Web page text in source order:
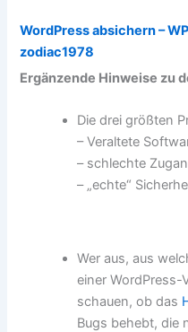
WordPress absichern –
zodiac1978
Ergänzende Hinweise zu
Die drei größten
– Veraltete
– schlechte
– „echte“
Wer aus, aus
einer WordPress-
schauen, ob das
Bugs behebt, die